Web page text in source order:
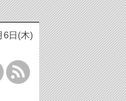
6日(木)